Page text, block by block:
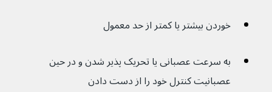
خوردن بیشتر یا کمتر از حد معمول
به سرعت عصبانی یا تحریک پذیر شدن و در حین
عصبانیت کنترل خود را از دست دادن